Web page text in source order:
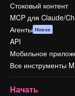
Стоковый контент
MCP для Claude/
Агенты Новое
API
Мобильное
Все инструменты
Начать